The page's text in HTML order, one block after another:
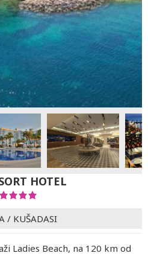
HOTEL
/ KUŠADASI
Ladies Beach, na 120 km od